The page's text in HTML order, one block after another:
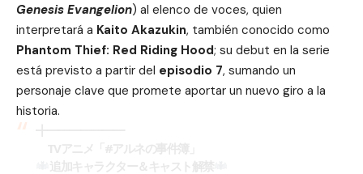
Genesis Evangelion) al elenco de voces, quien
interpretará a Kaito Akazukin, también conocido como
Phantom Thief: Red Riding Hood; su debut en la serie
está previsto a partir del episodio 7, sumando un
personaje clave que promete aportar un nuevo giro a la
historia.